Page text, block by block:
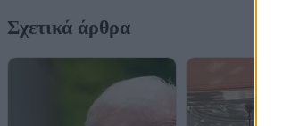
Σχετικά άρθρα